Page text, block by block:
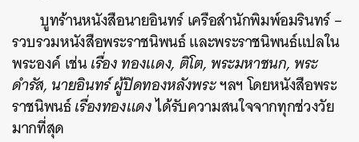
บูทร้านหนังสือนายอินทร์ เครือสำนักพิมพ์อมรินทร์ –
รวบรวมหนังสือพระราชนิพนธ์ และพระราชนิพนธ์แปลใน
พระองค์ เช่นเรื่อง ทองแดง, ติโต, พระมหาชนก, พระ
ดำรัส, นายอินทร์ ผู้ปิดทองหลังพระฯลฯ โดยหนังสือพระ
ราชนิพนธ์เรื่องทองแดงได้รับความสนใจจากทุกช่วงวัย
มากที่สุด